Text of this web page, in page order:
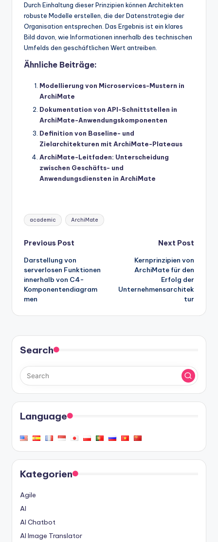
Durch Einhaltung dieser Prinzipien können Architekten
robuste Modelle erstellen, die der Datenstrategie der
Organisation entsprechen. Das Ergebnis ist ein klares
Bild davon, wie Informationen innerhalb des technischen
Umfelds den geschäftlichen Wert antreiben.
Ähnliche Beiträge:
Modellierung von Microservices-Mustern in
ArchiMate
Dokumentation von API-Schnittstellen in
ArchiMate-Anwendungskomponenten
Definition von Baseline- und
Zielarchitekturen mit ArchiMate-Plateaus
ArchiMate-Leitfaden: Unterscheidung
zwischen Geschäfts- und
Anwendungsdiensten in ArchiMate
Tags:
academic ArchiMate
Post
navigation
Previous Post
Darstellung von
serverlosen Funktionen
innerhalb von C4-
Komponentendiagram
men
Next Post
Kernprinzipien von
ArchiMate für den
Erfolg der
Unternehmensarchitek
tur
Search
Language
Kategorien
Agile
AI
AI Chatbot
AI Image Translator